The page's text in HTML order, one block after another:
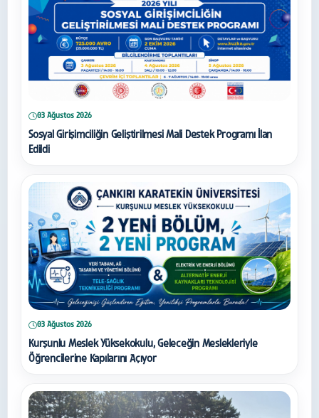
03 Ağustos 2026
Sosyal Girişimciliğin Geliştirilmesi Mali Destek Programı İlan
Edildi
03 Ağustos 2026
Kurşunlu Meslek Yüksekokulu, Geleceğin Meslekleriyle
Öğrencilerine Kapılarını Açıyor